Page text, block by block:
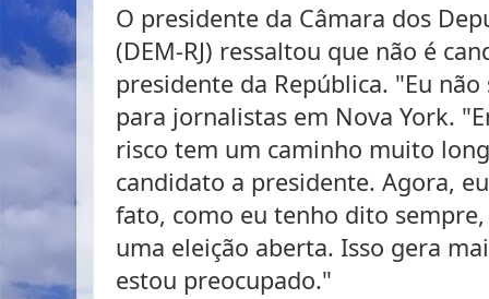
O presidente da Câmara dos
(DEM-RJ) ressaltou que não é
presidente da República. "Eu
para jornalistas em Nova York.
risco tem um caminho muito
candidato a presidente. Agora,
fato, como eu tenho dito
uma eleição aberta. Isso gera
estou preocupado."